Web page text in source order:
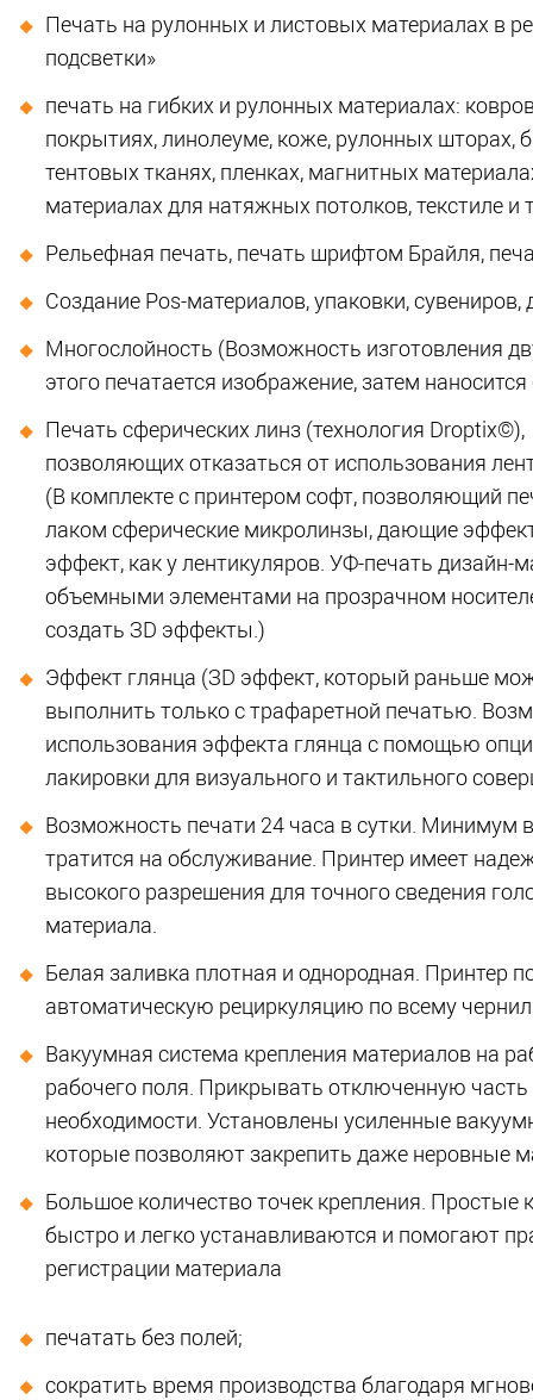
Печать на рулонных и листовых материалах в
подсветки»
печать на гибких и рулонных материалах:
покрытиях, линолеуме, коже, рулонных шторах,
тентовых тканях, пленках, магнитных
материалах для натяжных потолков, текстиле и
Рельефная печать, печать шрифтом Брайля,
Создание Pos-материалов, упаковки, сувениров,
Многослойность (Возможность изготовления
этого печатается изображение, затем
Печать сферических линз (технология Droptix©),
позволяющих отказаться от использования
(В комплекте с принтером софт, позволяющий
лаком сферические микролинзы, дающие
эффект, как у лентикуляров. УФ-печать дизайн-
объемными элементами на прозрачном
создать ЗD эффекты.)
Эффект глянца (ЗD эффект, который раньше
выполнить только с трафаретной печатью.
использования эффекта глянца с помощью
лакировки для визуального и тактильного
Возможность печати 24 часа в сутки. Минимум
тратится на обслуживание. Принтер имеет
высокого разрешения для точного сведения
материала.
Белая заливка плотная и однородная. Принтер
автоматическую рециркуляцию по всему
Вакуумная система крепления материалов на
рабочего поля. Прикрывать отключенную часть
необходимости. Установлены усиленные
которые позволяют закрепить даже неровные
Большое количество точек крепления. Простые
быстро и легко устанавливаются и помогают
регистрации материала
печатать без полей;
сократить время производства благодаря